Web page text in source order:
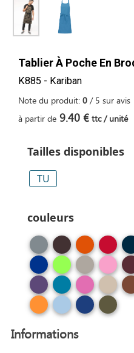
Tablier À Poche En
K885 - Kariban
Note du produit: 0 / 5 sur avis
à partir de 9.40 € ttc / unité
Tailles disponibles
TU
couleurs
Informations